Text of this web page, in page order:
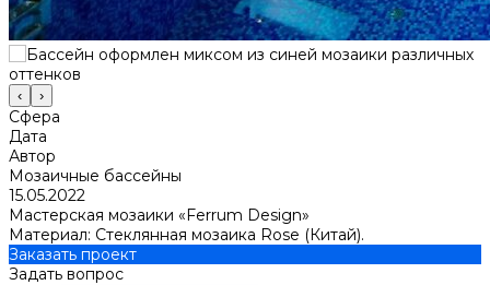
‹ ›
Сфера
Дата
Автор
Мозаичные бассейны
15.05.2022
Мастерская мозаики «Ferrum Design»
Материал: Стеклянная мозаика Rose (Китай).
Заказать проект
Задать вопрос